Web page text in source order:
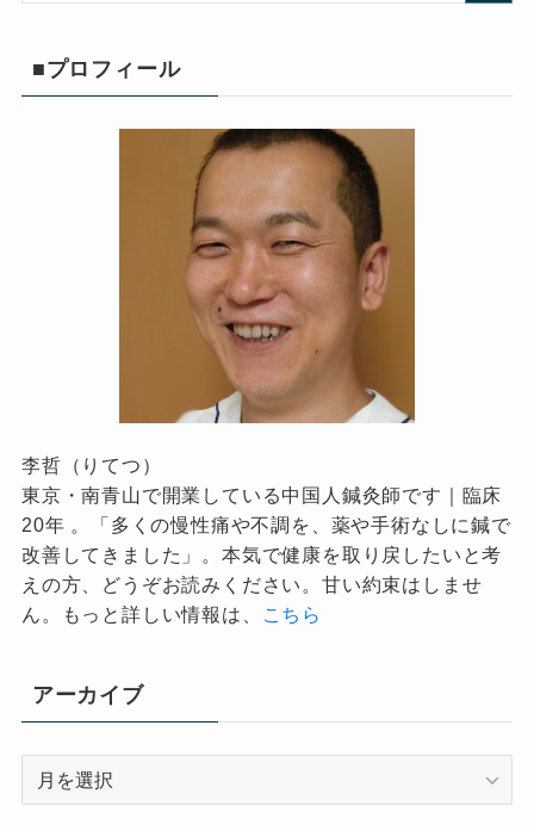
■プロフィール
李哲（りてつ）
東京・南青山で開業している中国人鍼灸師です｜臨床
20年 。「多くの慢性痛や不調を、薬や手術なしに鍼で
改善してきました」。本気で健康を取り戻したいと考
えの方、どうぞお読みください。甘い約束はしませ
ん。もっと詳しい情報は、
こちら
アーカイブ